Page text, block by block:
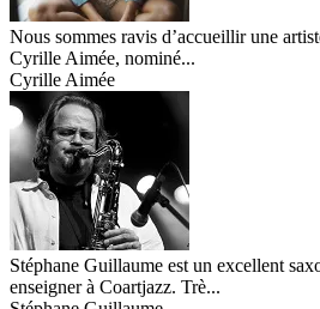
Nous sommes ravis d’accueillir une
Cyrille Aimée, nominé...
Cyrille Aimée
Stéphane Guillaume est un excellent
enseigner à Coartjazz. Trè...